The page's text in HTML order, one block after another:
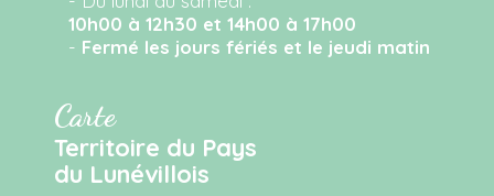
10h00 à 12h30 et 14h00 à 17h00
- Fermé les jours fériés et le jeudi matin
Carte
Territoire du Pays
du Lunévillois